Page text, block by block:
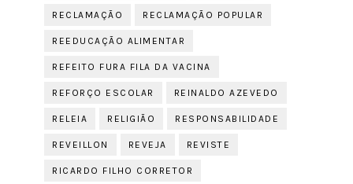
RECLAMAÇÃO RECLAMAÇÃO POPULAR
REEDUCAÇÃO ALIMENTAR
REFEITO FURA FILA DA VACINA
REFORÇO ESCOLAR REINALDO AZEVEDO
RELEIA RELIGIÃO RESPONSABILIDADE
REVEILLON REVEJA REVISTE
RICARDO FILHO CORRETOR